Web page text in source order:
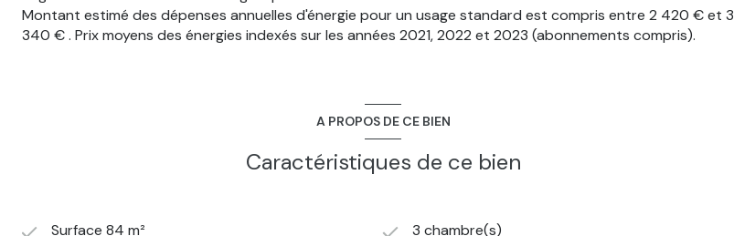
Montant estimé des dépenses annuelles d'énergie pour un usage standard est compris entre 2 420 € et 3
340 € . Prix moyens des énergies indexés sur les années 2021, 2022 et 2023 (abonnements compris).
A PROPOS DE CE BIEN
Caractéristiques de ce bien
Surface 84 m² 3 chambre(s)